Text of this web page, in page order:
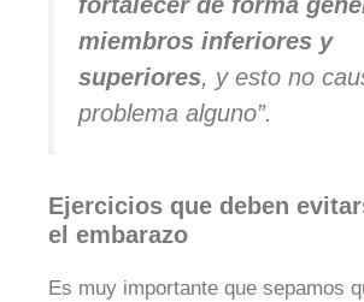
miembros inferiores y
superiores, y esto no
problema alguno”.
Ejercicios que deben
el embarazo
Es muy importante que sepamos